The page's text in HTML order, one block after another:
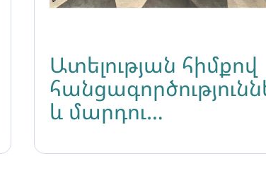
Ատելության հիմքով
և մարդու
խախտումները